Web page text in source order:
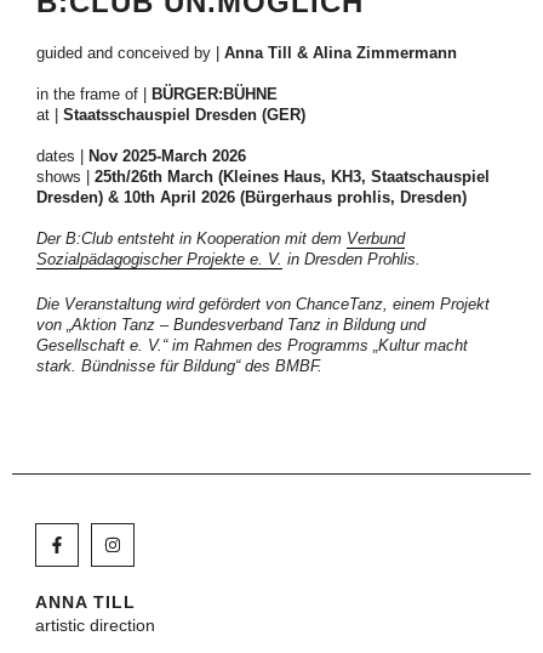
guided and conceived by | Anna Till & Alina Zimmermann
in the frame of |
BÜRGER:BÜHNE
at | Staatsschauspiel Dresden (GER)
dates |
Nov 2025-March 2026
shows | 25th/26th March (Kleines Haus, KH3, Staatschauspiel
Dresden) & 10th April 2026 (Bürgerhaus prohlis, Dresden)
Der B:Club entsteht in Kooperation mit dem Verbund
Sozialpädagogischer Projekte e. V. in Dresden Prohlis.
Die Veranstaltung wird gefördert von ChanceTanz, einem Projekt
von „Aktion Tanz – Bundesverband Tanz in Bildung und
Gesellschaft e. V.“ im Rahmen des Programms „Kultur macht
stark. Bündnisse für Bildung“ des BMBF.
ANNA TILL
artistic direction